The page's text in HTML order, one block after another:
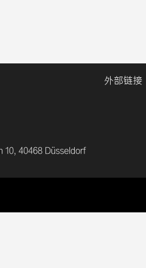
40468 Düsseldorf
外部链接